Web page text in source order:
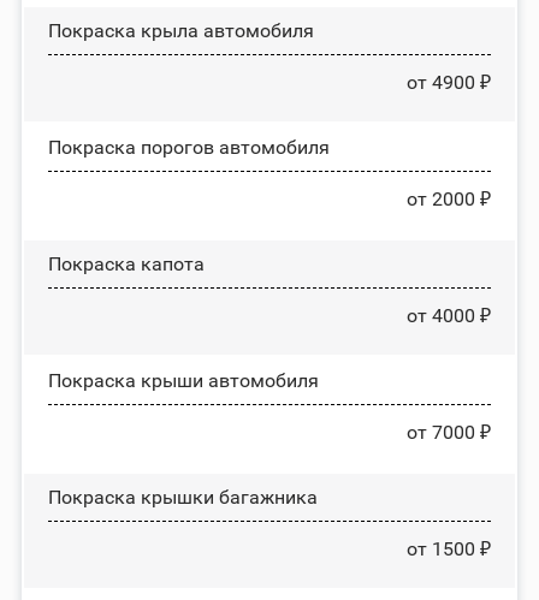
Покраска крыла автомобиля
от 4900 ₽
Покраска порогов автомобиля
от 2000 ₽
Покраска капота
от 4000 ₽
Покраска крыши автомобиля
от 7000 ₽
Покраска крышки багажника
от 1500 ₽